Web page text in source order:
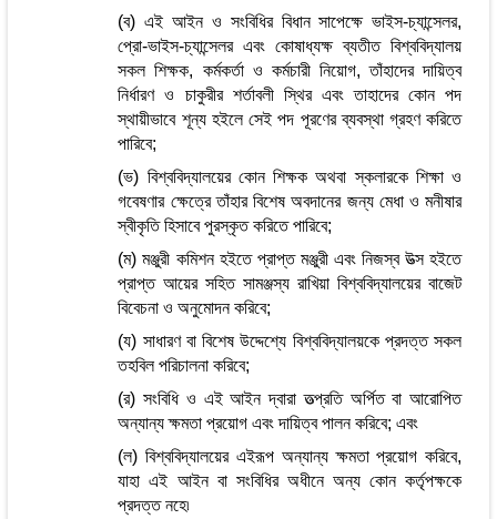
(ব) এই আইন ও সংবিধির বিধান সাপেক্ষে ভাইস-চ্যান্সেলর,
প্রো-ভাইস-চ্যান্সেলর এবং কোষাধ্যক্ষ ব্যতীত বিশ্ববিদ্যালয়
সকল শিক্ষক, কর্মকর্তা ও কর্মচারী নিয়োগ, তাঁহাদের দায়িত্ব
নির্ধারণ ও চাকুরীর শর্তাবলী স্থির এবং তাহাদের কোন পদ
স্থায়ীভাবে শূন্য হইলে সেই পদ পূরণের ব্যবস্থা গ্রহণ করিতে
পারিবে;
(ভ) বিশ্ববিদ্যালয়ের কোন শিক্ষক অথবা স্কলারকে শিক্ষা ও
গবেষণার ক্ষেত্রে তাঁহার বিশেষ অবদানের জন্য মেধা ও মনীষার
স্বীকৃতি হিসাবে পুরস্কৃত করিতে পারিবে;
(ম) মঞ্জুরী কমিশন হইতে প্রাপ্ত মঞ্জুরী এবং নিজস্ব উত্স হইতে
প্রাপ্ত আয়ের সহিত সামঞ্জস্য রাখিয়া বিশ্ববিদ্যালয়ের বাজেট
বিবেচনা ও অনুমোদন করিবে;
(য) সাধারণ বা বিশেষ উদ্দেশ্যে বিশ্ববিদ্যালয়কে প্রদত্ত সকল
তহবিল পরিচালনা করিবে;
(র) সংবিধি ও এই আইন দ্বারা তত্প্রতি অর্পিত বা আরোপিত
অন্যান্য ক্ষমতা প্রয়োগ এবং দায়িত্ব পালন করিবে; এবং
(ল) বিশ্ববিদ্যালয়ের এইরূপ অন্যান্য ক্ষমতা প্রয়োগ করিবে,
যাহা এই আইন বা সংবিধির অধীনে অন্য কোন কর্তৃপক্ষকে
প্রদত্ত নহে৷